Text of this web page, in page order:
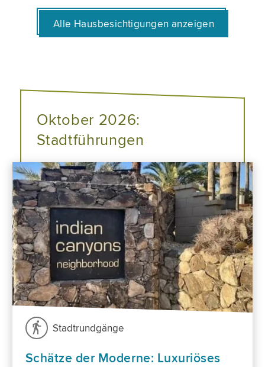
Alle Hausbesichtigungen anzeigen
Oktober 2026:
Stadtführungen
Stadtrundgänge
Schätze der Moderne: Luxuriöses